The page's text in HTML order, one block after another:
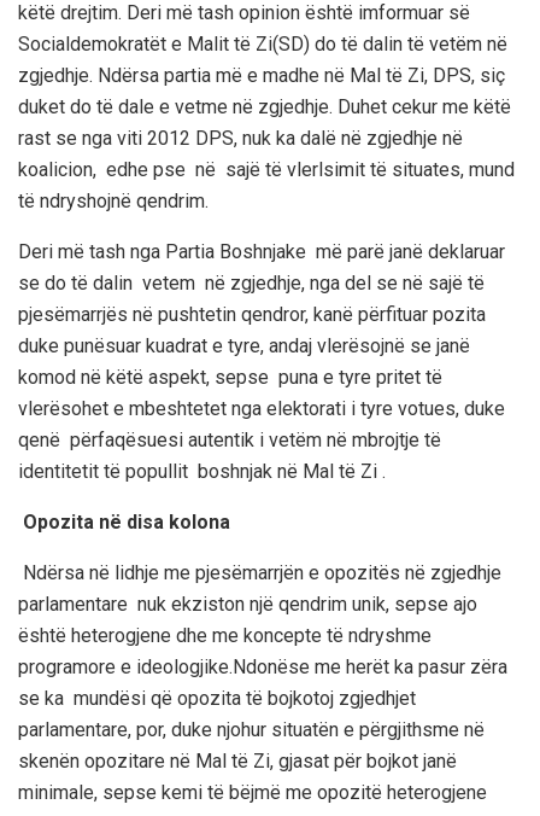
këtë drejtim. Deri më tash opinion është imformuar së
Socialdemokratët e Malit të Zi(SD) do të dalin të vetëm në
zgjedhje. Ndërsa partia më e madhe në Mal të Zi, DPS, siç
duket do të dale e vetme në zgjedhje. Duhet cekur me këtë
rast se nga viti 2012 DPS, nuk ka dalë në zgjedhje në
koalicion, edhe pse në sajë të vlerlsimit të situates, mund
të ndryshojnë qendrim.
Deri më tash nga Partia Boshnjake më parë janë deklaruar
se do të dalin vetem në zgjedhje, nga del se në sajë të
pjesëmarrjës në pushtetin qendror, kanë përfituar pozita
duke punësuar kuadrat e tyre, andaj vlerësojnë se janë
komod në këtë aspekt, sepse puna e tyre pritet të
vlerësohet e mbeshtetet nga elektorati i tyre votues, duke
qenë përfaqësuesi autentik i vetëm në mbrojtje të
identitetit të popullit boshnjak në Mal të Zi .
Opozita në disa kolona
Ndërsa në lidhje me pjesëmarrjën e opozitës në zgjedhje
parlamentare nuk ekziston një qendrim unik, sepse ajo
është heterogjene dhe me koncepte të ndryshme
programore e ideologjike.Ndonëse me herët ka pasur zëra
se ka mundësi që opozita të bojkotoj zgjedhjet
parlamentare, por, duke njohur situatën e përgjithsme në
skenën opozitare në Mal të Zi, gjasat për bojkot janë
minimale, sepse kemi të bëjmë me opozitë heterogjene